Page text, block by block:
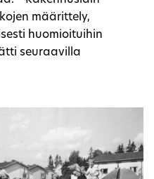
määrittely,
huomioituihin
seuraavilla